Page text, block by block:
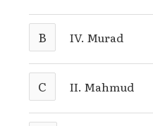
B IV. Murad
C II. Mahmud